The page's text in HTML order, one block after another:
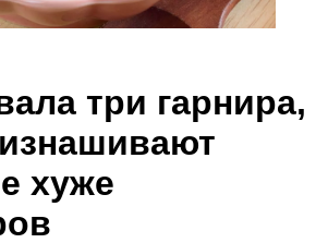
три гарнира,
хуже